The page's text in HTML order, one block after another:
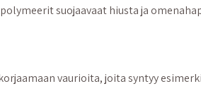
suojaavaat hiusta ja
vaurioita, joita syntyy